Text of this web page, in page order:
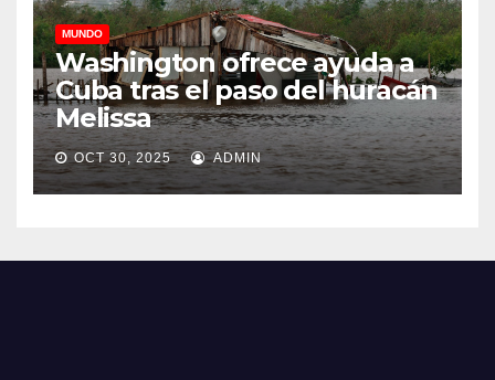
MUNDO
Washington ofrece ayuda a
Cuba tras el paso del huracán
Melissa
OCT 30, 2025 ADMIN